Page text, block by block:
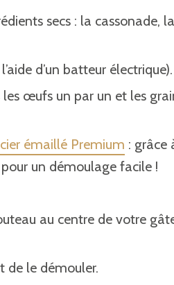
secs : la cassonade,
d’un batteur électrique).
les œufs un par un et les
émaillé Premium : grâce
un démoulage facile !
au centre de votre
de le démouler.